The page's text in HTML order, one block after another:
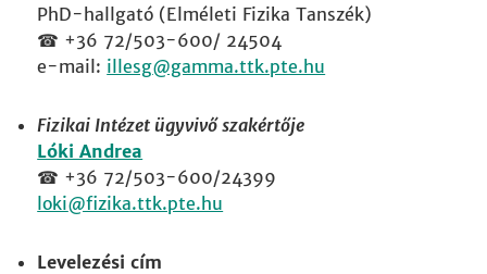
PhD-hallgató (Elméleti Fizika Tanszék)
☎ +36 72/503-600/ 24504
e-mail: illesg
Fizikai Intézet ügyvivő szakértője
Lóki Andrea
☎ +36 72/503-600/24399
loki
Levelezési cím